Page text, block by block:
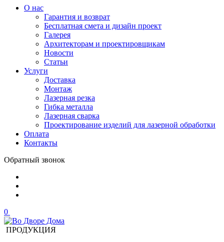
О нас
Гарантия и возврат
Бесплатная смета и дизайн проект
Галерея
Архитекторам и проектировщикам
Новости
Статьи
Услуги
Доставка
Монтаж
Лазерная резка
Гибка металла
Лазерная сварка
Проектирование изделий для лазерной обработки
Оплата
Контакты
Обратный звонок
0
ПРОДУКЦИЯ